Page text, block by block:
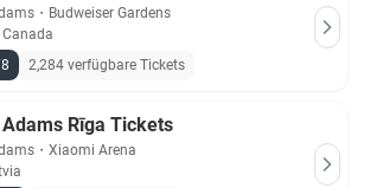
・ Budweiser Gardens
Canada
2,284 verfügbare Tickets
Rīga Tickets
・ Xiaomi Arena